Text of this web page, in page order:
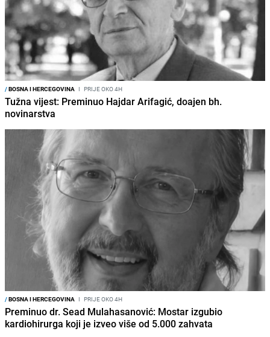
/BOSNA I HERCEGOVINA I PRIJE OKO 4H
Tužna vijest: Preminuo Hajdar Arifagić, doajen bh.
novinarstva
/BOSNA I HERCEGOVINA I PRIJE OKO 4H
Preminuo dr. Sead Mulahasanović: Mostar izgubio
kardiohirurga koji je izveo više od 5.000 zahvata